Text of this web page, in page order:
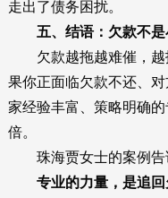
走出了债务困扰。
五、结语：欠款不
欠款越拖越难催，越
果你正面临欠款不还、
家经验丰富、策略明确
倍。
珠海贾女士的案例告
专业的力量，是追回